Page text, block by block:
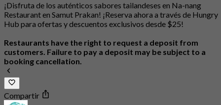
¡Disfruta de los auténticos sabores tailandeses en Na-nang
Restaurant en Samut Prakan! ¡Reserva ahora a través de Hungry
Hub para ofertas y descuentos exclusivos desde $25!
Restaurants have the right to request a deposit from
customers. Failure to pay a deposit may be subject to a
booking cancellation.
Compartir